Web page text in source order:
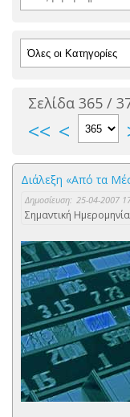
Σελίδα 365 /
<< <
Διάλεξη «Από τα
Δημοσίευση: 25-04-2007
Σημαντική